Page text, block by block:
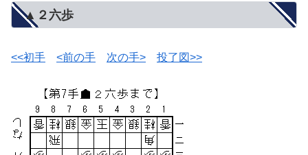
▲２六歩
<<初手 <前の手 次の手> 投了図>>